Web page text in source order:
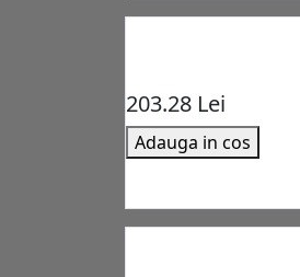
203.28 Lei
Adauga in cos